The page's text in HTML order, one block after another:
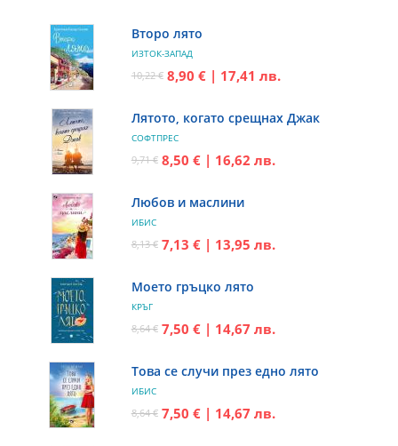
Второ лято
ИЗТОК-ЗАПАД
10,22 € 8,90 € | 17,41 лв.
Лятото, когато срещнах Джак
СОФТПРЕС
9,71 € 8,50 € | 16,62 лв.
Любов и маслини
ИБИС
8,13 € 7,13 € | 13,95 лв.
Моето гръцко лято
КРЪГ
8,64 € 7,50 € | 14,67 лв.
Това се случи през едно лято
ИБИС
8,64 € 7,50 € | 14,67 лв.